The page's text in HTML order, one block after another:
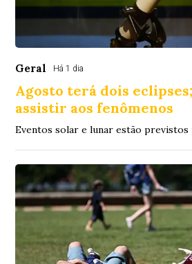
Geral Há 1 dia
Agosto terá dois
assistir aos fenômenos
Eventos solar e lunar estão previstos